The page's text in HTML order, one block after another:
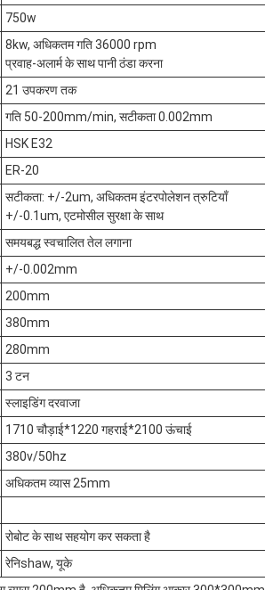
750w
8kw, अधिकतम गति 36000 rpm
प्रवाह-अलार्म के साथ पानी ठंडा करना
21 उपकरण तक
गति 50-200mm/min, सटीकता 0.002mm
HSK E32
ER-20
सटीकता: +/-2um, अधिकतम इंटरपोलेशन त्रुटियाँ
+/-0.1um, एटमोसील सुरक्षा के साथ
समयबद्ध स्वचालित तेल लगाना
+/-0.002mm
200mm
380mm
280mm
3 टन
स्लाइडिंग दरवाजा
1710 चौड़ाई*1220 गहराई*2100 ऊंचाई
380v/50hz
अधिकतम व्यास 25mm
रोबोट के साथ सहयोग कर सकता है
रेनिshaw, यूके